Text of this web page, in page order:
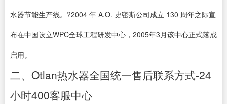
水器节能生产线。?2004 年 A.O. 史密斯公司成立 130 周年之际宣
布在中国设立WPC全球工程研发中心，2005年3月该中心正式落成
启用。
二、Otlan热水器全国统一售后联系方式-24
小时400客服中心